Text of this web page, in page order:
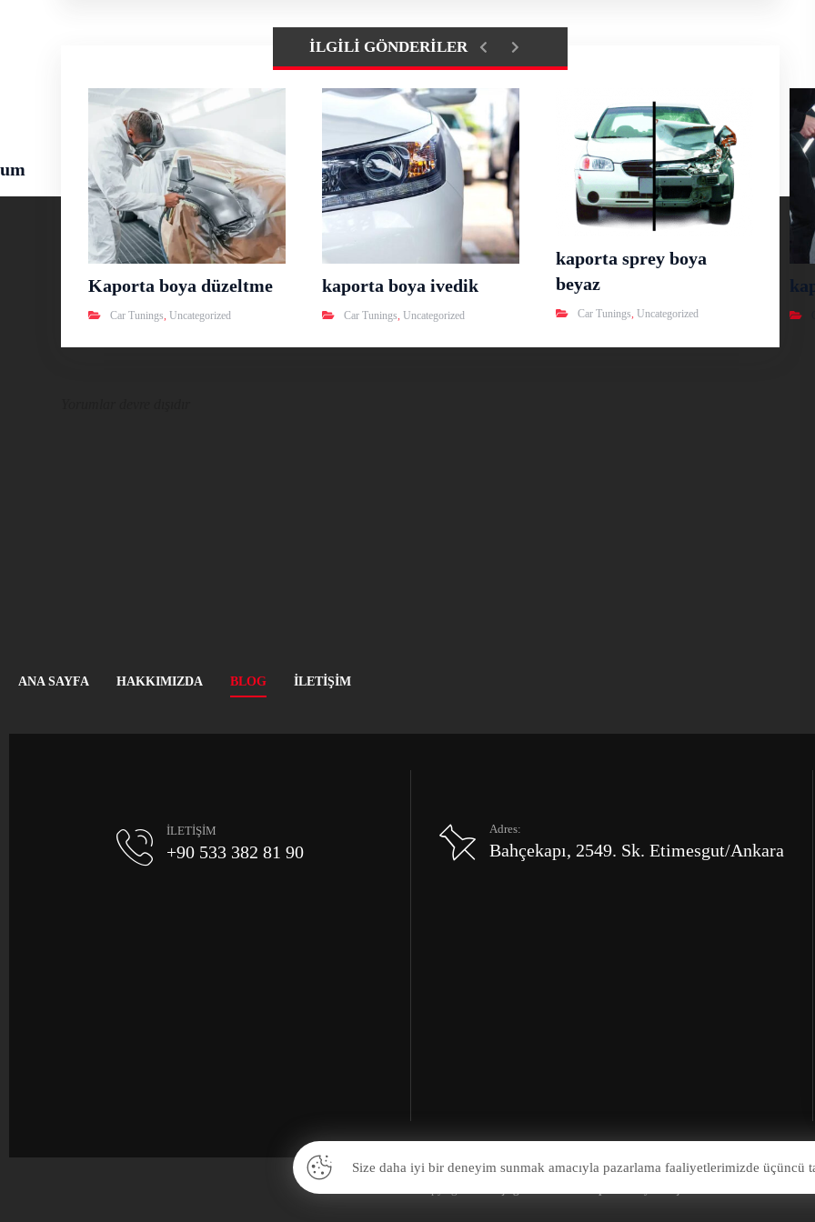
İLGILI GÖNDERILER
Kaporta boya düzeltme
Car Tunings,Uncategorized
kaporta boya ivedik
Car Tunings,Uncategorized
kaporta sprey boya
beyaz
Car Tunings,Uncategorized
ANA SAYFA HAKKIMIZDA BLOG İLETIŞIM
İLETİŞİM
+90 533 382 81 90
Adres:
Bahçekapı, 2549. Sk. Etimesgut/Ankara
Size daha iyi bir deneyim sunmak amacıyla pazarlama faaliyetlerimizde üçüncü